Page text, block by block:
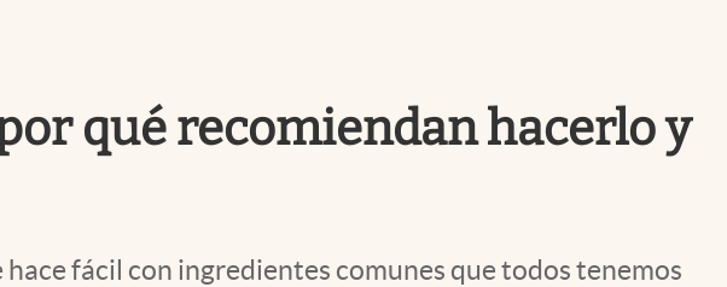
qué recomiendan hacerlo y
fácil con ingredientes comunes que todos tenemos